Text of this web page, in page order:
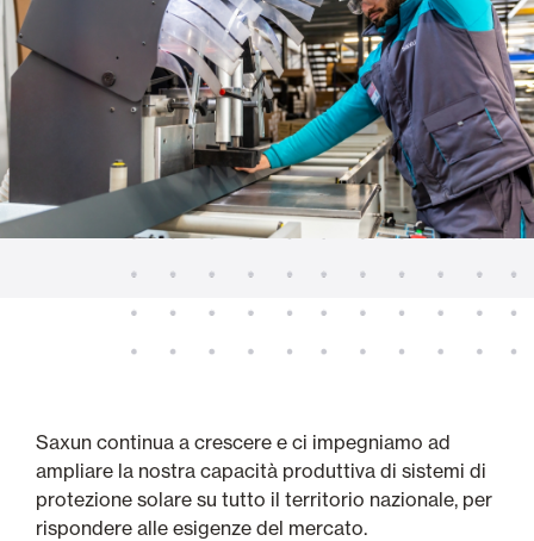
Saxun continua a crescere e ci impegniamo ad
ampliare la nostra capacità produttiva di sistemi di
protezione solare su tutto il territorio nazionale, per
rispondere alle esigenze del mercato.